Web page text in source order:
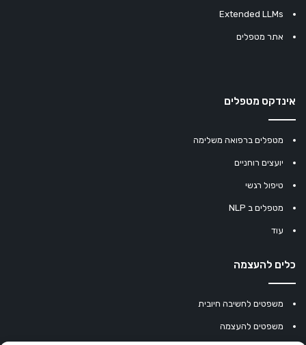
Extended LLMs
אתר מטפלים
אינדקס מטפלים
מטפלים ברפואה משלימה
יועצים רוחניים
טיפול רגשי
מטפלים ב NLP
עוד
כלים להעצמה
משפטים לחשיבה חיובית
משפטים להעצמה